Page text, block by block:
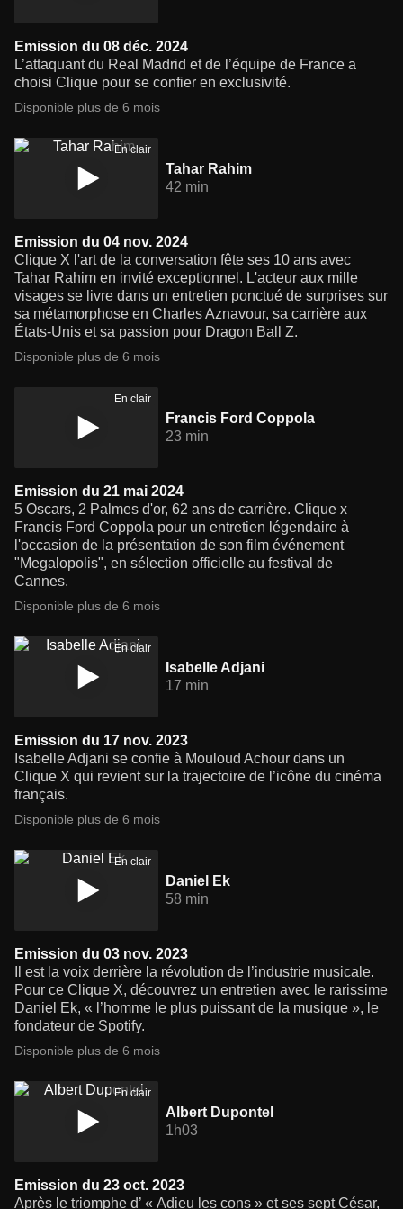
Emission du 08 déc. 2024
L’attaquant du Real Madrid et de l’équipe de France a
choisi Clique pour se confier en exclusivité.
Disponible plus de 6 mois
En clair
Tahar Rahim
42 min
Emission du 04 nov. 2024
Clique X l'art de la conversation fête ses 10 ans avec
Tahar Rahim en invité exceptionnel. L'acteur aux mille
visages se livre dans un entretien ponctué de surprises sur
sa métamorphose en Charles Aznavour, sa carrière aux
États-Unis et sa passion pour Dragon Ball Z.
Disponible plus de 6 mois
En clair
Francis Ford Coppola
23 min
Emission du 21 mai 2024
5 Oscars, 2 Palmes d'or, 62 ans de carrière. Clique x
Francis Ford Coppola pour un entretien légendaire à
l'occasion de la présentation de son film événement
"Megalopolis", en sélection officielle au festival de
Cannes.
Disponible plus de 6 mois
En clair
Isabelle Adjani
17 min
Emission du 17 nov. 2023
Isabelle Adjani se confie à Mouloud Achour dans un
Clique X qui revient sur la trajectoire de l’icône du cinéma
français.
Disponible plus de 6 mois
En clair
Daniel Ek
58 min
Emission du 03 nov. 2023
Il est la voix derrière la révolution de l’industrie musicale.
Pour ce Clique X, découvrez un entretien avec le rarissime
Daniel Ek, « l’homme le plus puissant de la musique », le
fondateur de Spotify.
Disponible plus de 6 mois
En clair
Albert Dupontel
1h03
Emission du 23 oct. 2023
Après le triomphe d’ « Adieu les cons » et ses sept César,